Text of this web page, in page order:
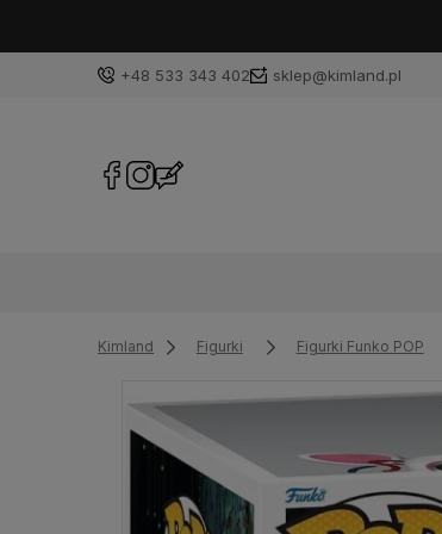
+48 533 343 402 sklep@kimland.pl
Kimland Figurki Figurki Funko POP